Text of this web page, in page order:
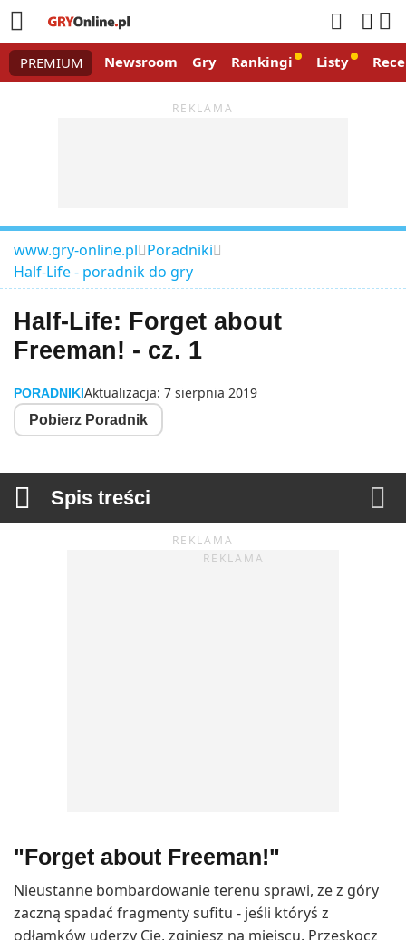
   
PREMIUM Newsroom Gry Rankingi Listy
www.gry-online.pl Poradniki
Half-Life - poradnik do gry
Half-Life: Forget about
Freeman! - cz. 1
PORADNIKIAktualizacja: 7 sierpnia 2019
Pobierz Poradnik
 Spis treści 
"Forget about Freeman!"
Nieustanne bombardowanie terenu sprawi, ze z góry
zaczną spadać fragmenty sufitu - jeśli któryś z
odłamków uderzy Cię, zginiesz na miejscu. Przeskocz